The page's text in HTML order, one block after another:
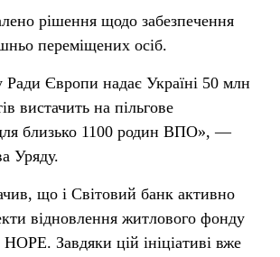
рішення щодо забезпечення
переміщених осіб.
Ради Європи надає Україні 50 млн
вистачить на пільгове
близько 1100 родин ВПО», —
Уряду.
що і Світовий банк активно
відновлення житлового фонду
Завдяки цій ініціативі вже